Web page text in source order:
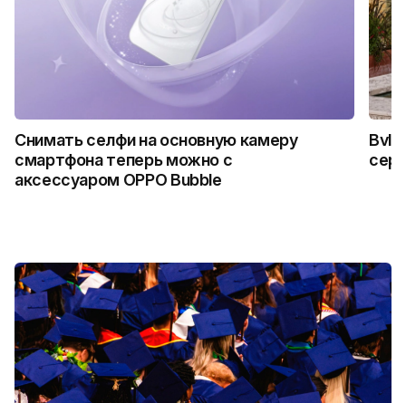
Снимать селфи на основную камеру
смартфона теперь можно с
аксессуаром OPPO Bubble